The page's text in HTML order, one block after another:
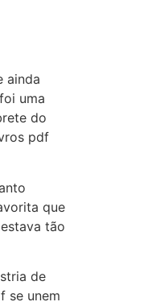
ainda
uma
do
pdf
que
tão
de
se unem